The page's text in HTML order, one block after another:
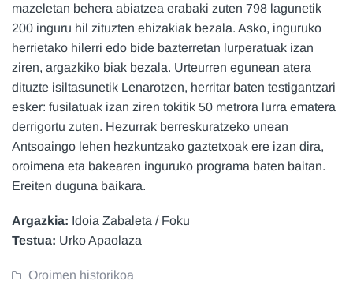
mazeletan behera abiatzea erabaki zuten 798 lagunetik
200 inguru hil zituzten ehizakiak bezala. Asko, inguruko
herrietako hilerri edo bide bazterretan lurperatuak izan
ziren, argazkiko biak bezala. Urteurren egunean atera
dituzte isiltasunetik Lenarotzen, herritar baten testigantzari
esker: fusilatuak izan ziren tokitik 50 metrora lurra ematera
derrigortu zuten. Hezurrak berreskuratzeko unean
Antsoaingo lehen hezkuntzako gaztetxoak ere izan dira,
oroimena eta bakearen inguruko programa baten baitan.
Ereiten duguna baikara.
Argazkia: Idoia Zabaleta / Foku
Testua: Urko Apaolaza
Oroimen historikoa